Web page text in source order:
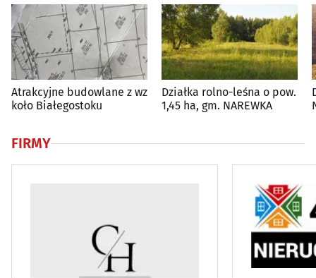
Atrakcyjne budowlane z wz
koło Białegostoku
Działka rolno-leśna o pow.
1,45 ha, gm. NAREWKA
FIRMY